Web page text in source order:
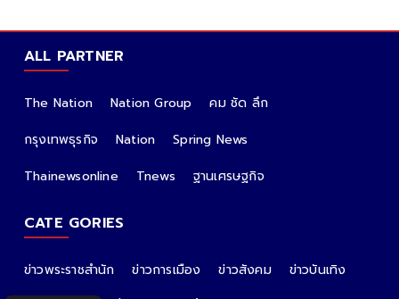
ALL PARTNER
The Nation Nation Group
คม ชัด ลึก
กรุงเทพธุรกิจ
Nation
Spring News
Thainewsonline
Tnews ฐานเศรษฐกิจ
CATE GORIES
ข่าวพระราชสำนัก ข่าวการเมือง ข่าวสังคม
ข่าวบันเทิง